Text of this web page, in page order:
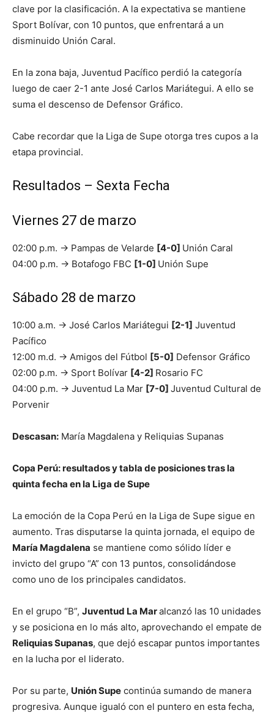
clave por la clasificación. A la expectativa se mantiene
Sport Bolívar, con 10 puntos, que enfrentará a un
disminuido Unión Caral.
En la zona baja, Juventud Pacífico perdió la categoría
luego de caer 2-1 ante José Carlos Mariátegui. A ello se
suma el descenso de Defensor Gráfico.
Cabe recordar que la Liga de Supe otorga tres cupos a la
etapa provincial.
Resultados – Sexta Fecha
Viernes 27 de marzo
02:00 p.m. → Pampas de Velarde [4-0] Unión Caral
04:00 p.m. → Botafogo FBC [1-0] Unión Supe
Sábado 28 de marzo
10:00 a.m. → José Carlos Mariátegui [2-1] Juventud
Pacífico
12:00 m.d. → Amigos del Fútbol [5-0] Defensor Gráfico
02:00 p.m. → Sport Bolívar [4-2] Rosario FC
04:00 p.m. → Juventud La Mar [7-0] Juventud Cultural de
Porvenir
Descasan: María Magdalena y Reliquias Supanas
Copa Perú: resultados y tabla de posiciones tras la
quinta fecha en la Liga de Supe
La emoción de la Copa Perú en la Liga de Supe sigue en
aumento. Tras disputarse la quinta jornada, el equipo de
María Magdalena se mantiene como sólido líder e
invicto del grupo “A” con 13 puntos, consolidándose
como uno de los principales candidatos.
En el grupo “B”, Juventud La Maralcanzó las 10 unidades
y se posiciona en lo más alto, aprovechando el empate de
Reliquias Supanas, que dejó escapar puntos importantes
en la lucha por el liderato.
Por su parte, Unión Supe continúa sumando de manera
progresiva. Aunque igualó con el puntero en esta fecha,